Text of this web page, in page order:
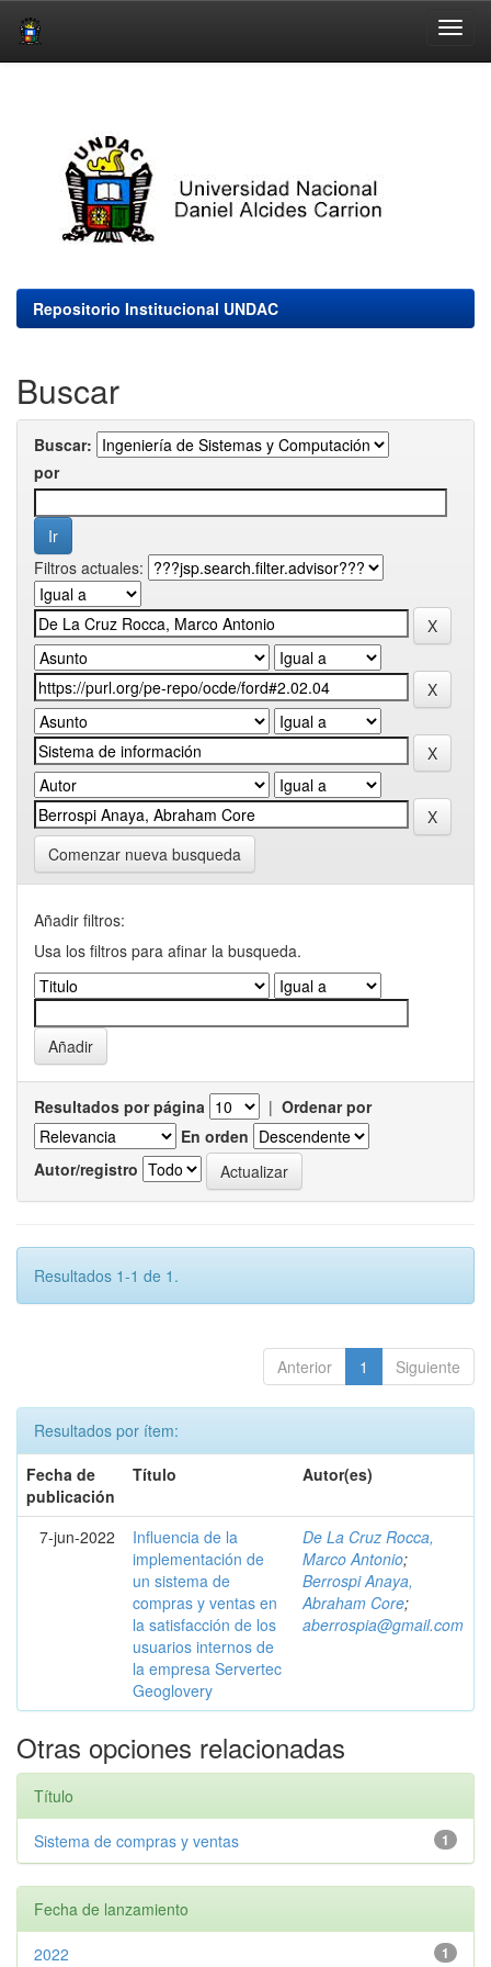
Repositorio Institucional UNDAC
Buscar
Buscar:
por
Filtros actuales:
Comenzar nueva busqueda
Añadir filtros:
Usa los filtros para afinar la busqueda.
Resultados por página | Ordenar por
En orden
Autor/registro
Resultados 1-1 de 1.
Anterior 1 Siguiente
Resultados por ítem:
Fecha de
publicación
Título Autor(es)
7-jun-2022
Influencia de la
implementación de
un sistema de
compras y ventas en
la satisfacción de los
usuarios internos de
la empresa Servertec
Geoglovery
De La Cruz Rocca,
Marco Antonio;
Berrospi Anaya,
Abraham Core;
aberrospia@gmail.com
Otras opciones relacionadas
Título
1
Sistema de compras y ventas
Fecha de lanzamiento
1
2022